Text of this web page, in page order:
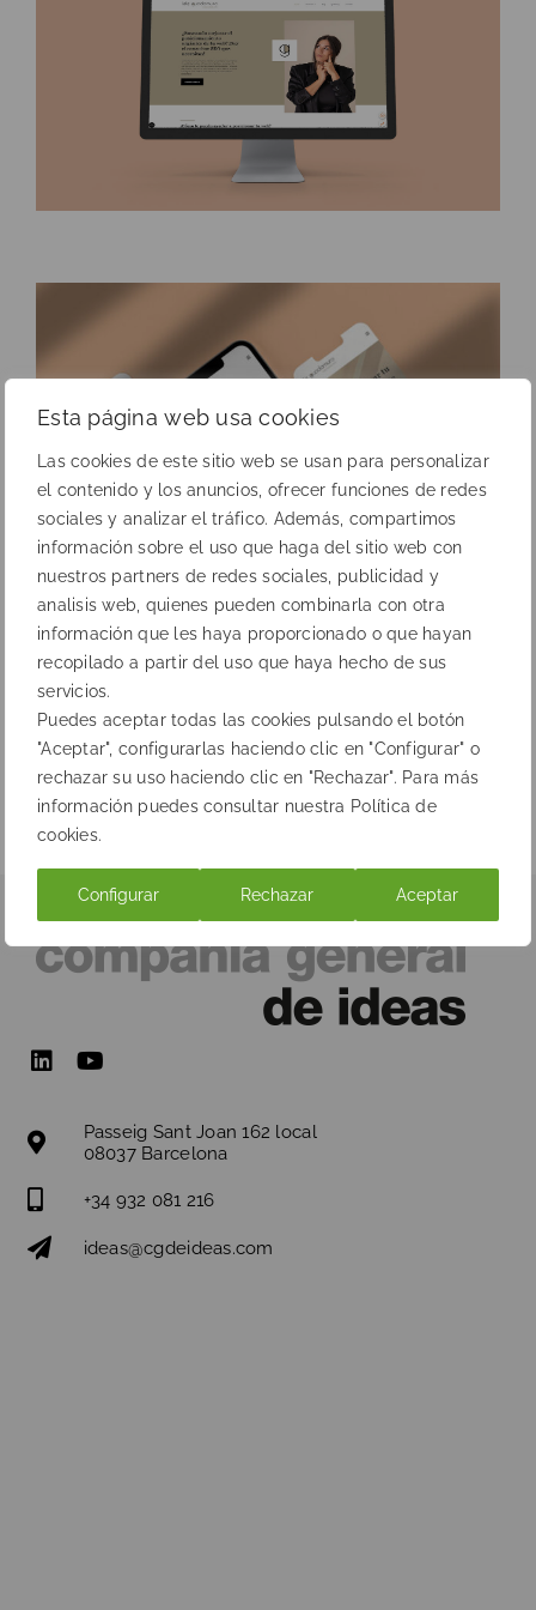
Esta página web usa cookies
Las cookies de este sitio web se usan para personalizar
el contenido y los anuncios, ofrecer funciones de redes
sociales y analizar el tráfico. Además, compartimos
información sobre el uso que haga del sitio web con
nuestros partners de redes sociales, publicidad y
analisis web, quienes pueden combinarla con otra
información que les haya proporcionado o que hayan
recopilado a partir del uso que haya hecho de sus
servicios.
Puedes aceptar todas las cookies pulsando el botón
"Aceptar", configurarlas haciendo clic en "Configurar" o
rechazar su uso haciendo clic en "Rechazar". Para más
información puedes consultar nuestra Política de
cookies.
Configurar Rechazar Aceptar
VER
Anterior Siguiente
Passeig Sant Joan 162 local
08037 Barcelona
+34 932 081 216
ideas@cgdeideas.com